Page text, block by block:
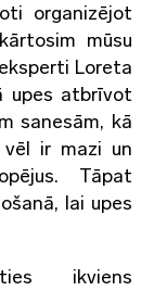
organizējot
mūsu
Loreta
upes atbrīvot
sanesām, kā
ir mazi un
Tāpat
lai upes
ikviens